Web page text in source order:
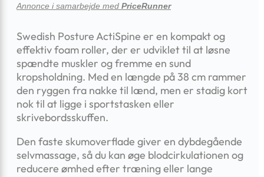
Annonce i samarbejde med PriceRunner
Swedish Posture ActiSpine er en kompakt og
effektiv foam roller, der er udviklet til at løsne
spændte muskler og fremme en sund
kropsholdning. Med en længde på 38 cm rammer
den ryggen fra nakke til lænd, men er stadig kort
nok til at ligge i sportstasken eller
skrivebordsskuffen.
Den faste skumoverflade giver en dybdegående
selvmassage, så du kan øge blodcirkulationen og
reducere ømhed efter træning eller lange